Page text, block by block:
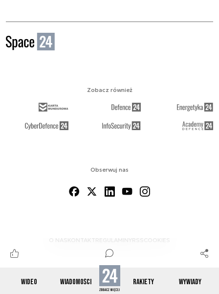
WIDEO WIADOMOŚCI RAKIETY WYWIADY
Obserwuj nas
O NAS KONTAKTREGULAMINYRSS COOKIES
Zobacz również
© 2012-2026 SPACE24